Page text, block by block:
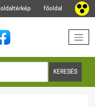
oldaltérkép főoldal